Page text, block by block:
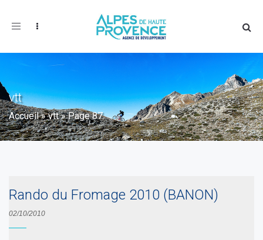
Toggle
vtt
Accueil»vtt»Page 87
Rando du Fromage 2010 (BANON)
02/10/2010